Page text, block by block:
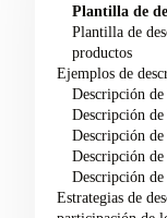
Plantilla de
Plantilla de
productos
Ejemplos de
Descripción
Descripción
Descripción de
Descripción de
Descripción de
Estrategias de